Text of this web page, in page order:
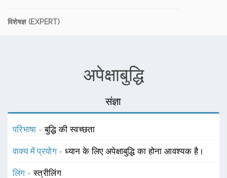
विशेषज्ञ (EXPERT)
अपेक्षाबुद्धि
संज्ञा
परिभाषा -बुद्धि की स्वच्छता
वाक्य में प्रयोग -ध्यान के लिए अपेक्षाबुद्धि का होना आवश्यक है।
लिंग -स्त्रीलिंग